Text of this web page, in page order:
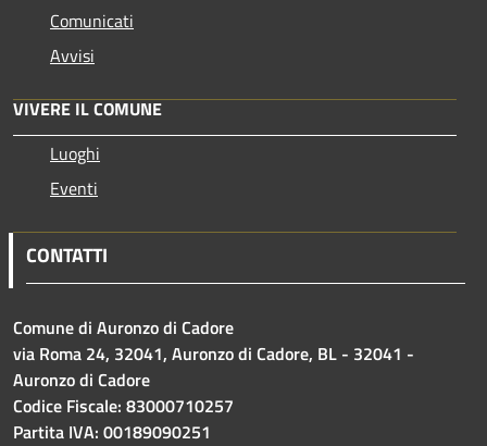
Comunicati
Avvisi
VIVERE IL COMUNE
Luoghi
Eventi
CONTATTI
Comune di Auronzo di Cadore
via Roma 24, 32041, Auronzo di Cadore, BL - 32041 -
Auronzo di Cadore
Codice Fiscale: 83000710257
Partita IVA: 00189090251